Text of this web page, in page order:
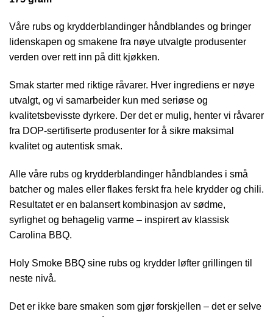
Våre rubs og krydderblandinger håndblandes og bringer
lidenskapen og smakene fra nøye utvalgte produsenter
verden over rett inn på ditt kjøkken.
Smak starter med riktige råvarer. Hver ingrediens er nøye
utvalgt, og vi samarbeider kun med seriøse og
kvalitetsbevisste dyrkere. Der det er mulig, henter vi råvarer
fra DOP-sertifiserte produsenter for å sikre maksimal
kvalitet og autentisk smak.
Alle våre rubs og krydderblandinger håndblandes i små
batcher og males eller flakes ferskt fra hele krydder og chili.
Resultatet er en balansert kombinasjon av sødme,
syrlighet og behagelig varme – inspirert av klassisk
Carolina BBQ.
Holy Smoke BBQ sine rubs og krydder løfter grillingen til
neste nivå.
Det er ikke bare smaken som gjør forskjellen – det er selve